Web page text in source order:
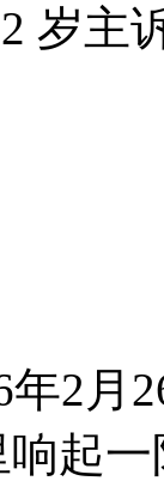
岁主
年2月
起